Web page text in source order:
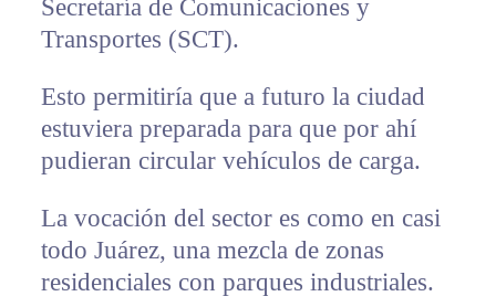
Secretaría de Comunicaciones y
Transportes (SCT).
Esto permitiría que a futuro la ciudad
estuviera preparada para que por ahí
pudieran circular vehículos de carga.
La vocación del sector es como en casi
todo Juárez, una mezcla de zonas
residenciales con parques industriales.